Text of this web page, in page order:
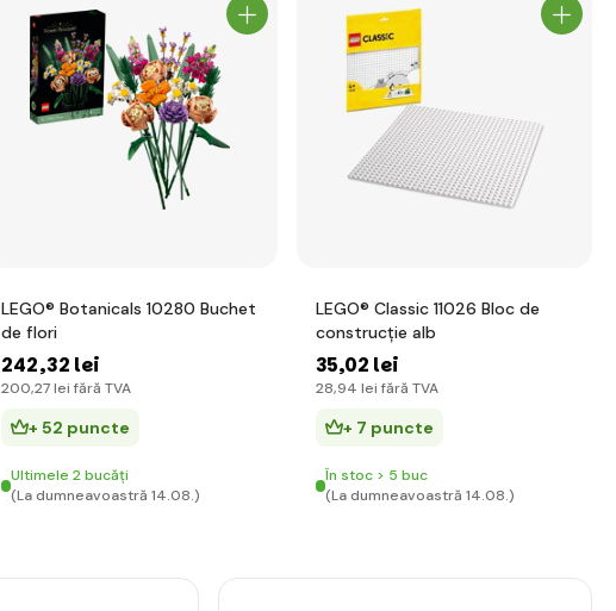
LEGO® Botanicals 10280 Buchet
de flori
242,32 lei
200,27 lei fără TVA
+ 52 puncte
Ultimele 2 bucăți
(La dumneavoastră 14.08.)
LEGO® Classic 11026 Bloc de
construcție alb
35,02 lei
28,94 lei fără TVA
+ 7 puncte
În stoc > 5 buc
(La dumneavoastră 14.08.)